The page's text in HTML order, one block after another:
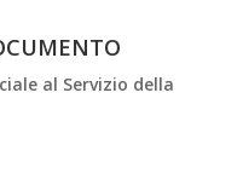
al Servizio della